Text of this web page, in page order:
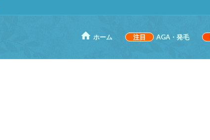
ホーム 注目 AGA・発毛